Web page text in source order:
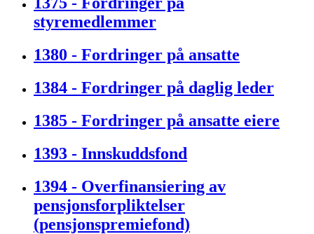
styremedlemmer
1380 - Fordringer på ansatte
1384 - Fordringer på daglig leder
1385 - Fordringer på ansatte eiere
1393 - Innskuddsfond
1394 - Overfinansiering av
pensjonsforpliktelser
(pensjonspremiefond)